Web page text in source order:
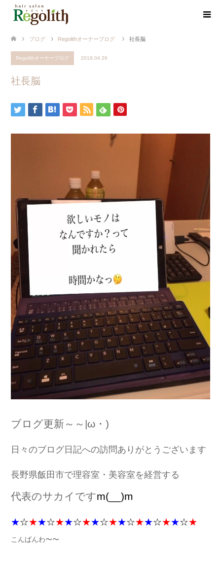
ブログ Regolithオーナーブログ 社長脳
Regolithオーナーブログ 2019.04.26
社長脳
ブログ更新～～|ω・)
日々のブログ日記への訪問ありがとうございます
長野県飯田市で理容室・美容室を経営する
代表のサカイですm(__)m
★☆★★☆★★☆★★☆★★☆★★☆★★☆★
こんばんわ〜〜